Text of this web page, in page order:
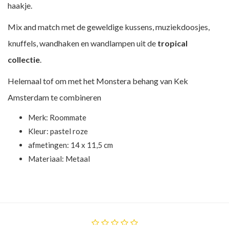
haakje.
Mix and match met de geweldige kussens, muziekdoosjes,
knuffels, wandhaken en wandlampen uit de tropical
collectie.
Helemaal tof om met het Monstera behangvan Kek
Amsterdam te combineren
Merk: Roommate
Kleur: pastel roze
afmetingen: 14 x 11,5 cm
Materiaal: Metaal